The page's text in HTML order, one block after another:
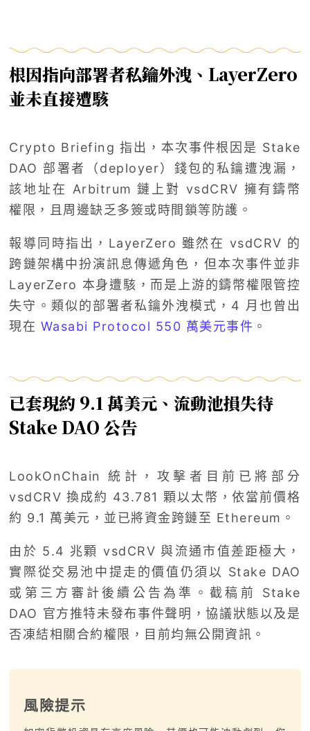
根因指向部署者私鑰外洩、LayerZero
並未直接遭駭
Crypto Briefing 指出，本次事件根因是 Stake
DAO 部署者（deployer）錢包的私鑰遭洩漏，
該地址在 Arbitrum 鏈上對 vsdCRV 擁有鑄幣
權限，且周邊缺乏多簽或時間鎖等防護。
報導同時指出，LayerZero 雖然在 vsdCRV 的
跨鏈架構中扮演訊息傳遞角色，但本次事件並非
LayerZero 本身遭駭，而是上游的鑄幣權限管控
失守。類似的部署者私鑰外洩模式，4 月也曾出
現在 Wasabi Protocol 550 萬美元事件 。
已套現約 9.1 萬美元、流動池損失待
Stake DAO 公告
LookOnChain 統計，攻擊者目前已將部分
vsdCRV 換成約 43.781 顆以太幣，依當前價格
約 9.1 萬美元，並已將資金跨鏈至 Ethereum。
由於 5.4 兆顆 vsdCRV 與流通市值差距極大，
實際從交易池中提走的價值仍須以 Stake DAO
或第三方審計後續公告為準。截稿前 Stake
DAO 官方推特未發布事件聲明，協議狀態以及是
否凍結相關合約權限，目前均無公開資訊。
風險提示